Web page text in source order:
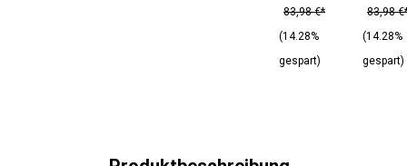
83,98 €*
(14.28%
gespart)
83,98
(14.28%
gespart)